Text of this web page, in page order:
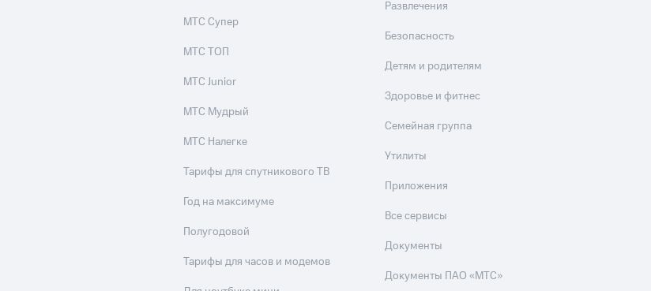
МТС Супер
МТС ТОП
МТС Junior
МТС Мудрый
МТС Налегке
Тарифы для спутникового ТВ
Год на максимуме
Полугодовой
Тарифы для часов и модемов
Развлечения
Безопасность
Детям и родителям
Здоровье и фитнес
Семейная группа
Утилиты
Приложения
Все сервисы
Документы
Документы ПАО «МТС»